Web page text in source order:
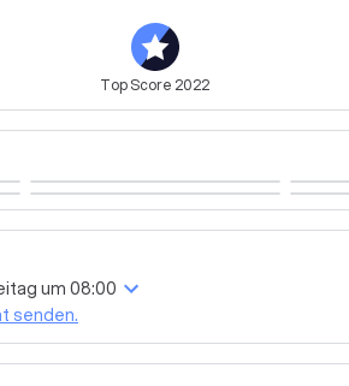
TopScore 2022
um 08:00
senden.